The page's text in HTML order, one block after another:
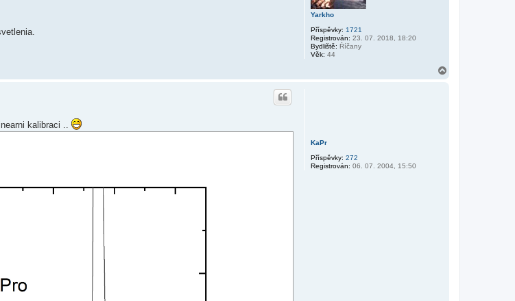
Yarkho
Příspěvky: 1721
Registrován: 23. 07. 2018, 18:20
Bydliště: Říčany
Věk: 44
KaPr
Příspěvky: 272
Registrován: 06. 07. 2004, 15:50
kalibraci ..